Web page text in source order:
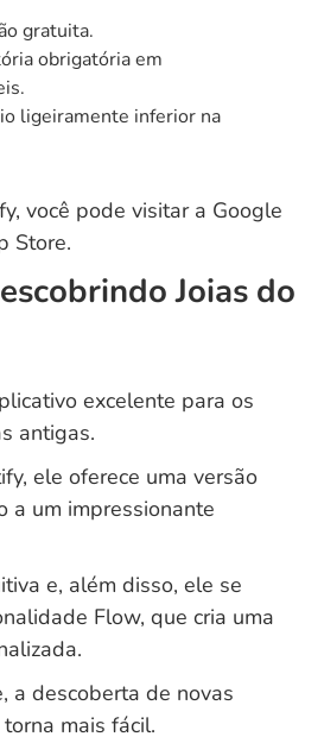
gratuita.
obrigatória em
ligeiramente inferior na
você pode visitar a Google
Store.
Joias do
excelente para os
antigas.
ele oferece uma versão
a um impressionante
e, além disso, ele se
Flow, que cria uma
a descoberta de novas
mais fácil.